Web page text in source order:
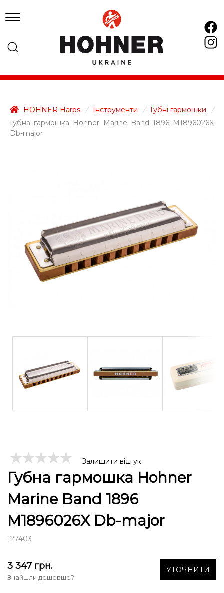
HOHNER Harps / Інструменти / Губні гармошки
/
Губна гармошка Hohner Marine Band 1896 M1896026X
Db-major
Залишити відгук
Губна гармошка Hohner
Marine Band 1896
M1896026X Db-major
127403
3 347 грн.
Знайшли дешевше?
УТОЧНИТИ